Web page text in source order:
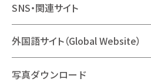
SNS・関連サイト
外国語サイト（Global Website）
写真ダウンロード